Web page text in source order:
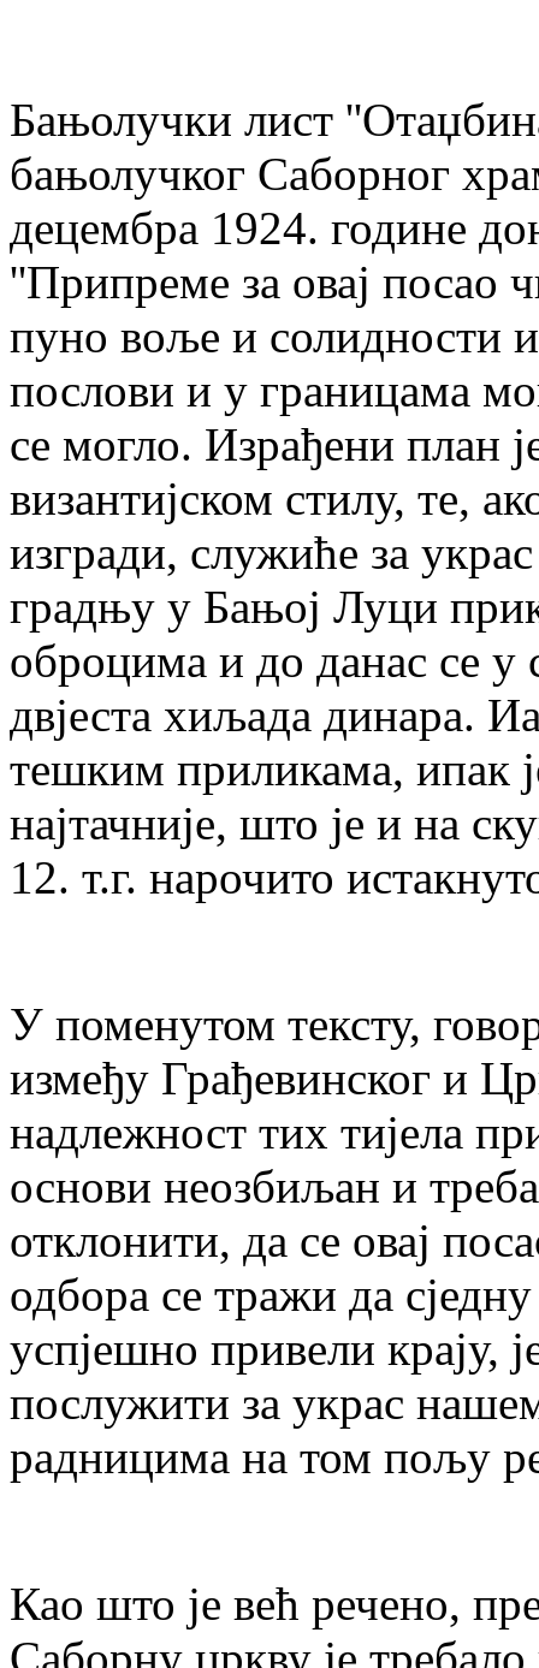
Бањолучки лист
бањолучког Саборног
децембра 1924. године
''Припреме за овај посао
пуно воље и солидности
послови и у границама
се могло. Израђени план
византијском стилу, те,
изгради, служиће за
градњу у Бањој Луци
оброцима и до данас се
двјеста хиљада динара.
тешким приликама, ипак
најтачније, што је и на
12. т.г. нарочито
У поменутом тексту,
између Грађевинског и
надлежност тих тијела
основи неозбиљан и
отклонити, да се овај
одбора се тражи да
успјешно привели крају,
послужити за украс
радницима на том пољу
Као што је већ речено,
Саборну цркву је